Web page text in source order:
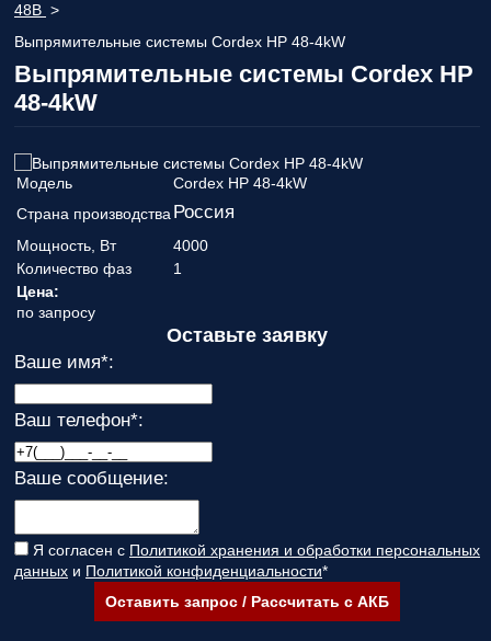
48В >
Выпрямительные системы Cordex HP 48-4kW
Выпрямительные системы Cordex HP
48-4kW
Модель
Cordex HP 48-4kW
Страна производства Россия
Мощность, Вт
4000
Количество фаз
1
Цена:
по запросу
Оставьте заявку
Ваше имя*:
Ваш телефон*:
Ваше сообщение:
Я согласен с Политикой хранения и обработки персональных
данных и Политикой конфиденциальности*
Оставить запрос / Рассчитать с АКБ